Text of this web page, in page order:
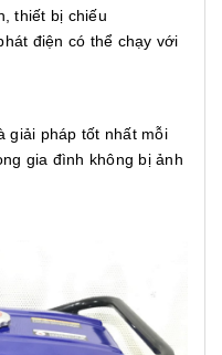
thiết bị chiếu
điện có thể chạy với
giải pháp tốt nhất mỗi
gia đình không bị ảnh